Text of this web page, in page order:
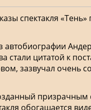
спектакля
автобиографии
стали цитатой к
зазвучал очень
обогащается